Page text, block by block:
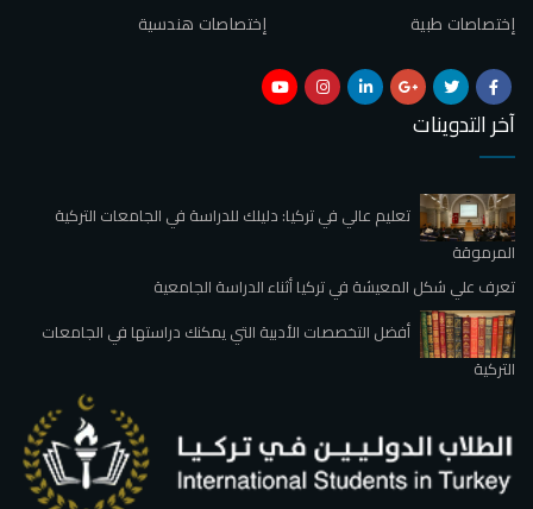
إختصاصات هندسية
إختصاصات طبية
آخر التدوينات
تعليم عالي في تركيا: دليلك للدراسة في الجامعات التركية
المرموقة
تعرف علي شكل المعيشة في تركيا أثناء الدراسة الجامعية
أفضل التخصصات الأدبية التي يمكنك دراستها في الجامعات
التركية